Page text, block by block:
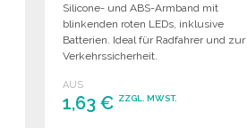
Silicone- und ABS-Armband mit
blinkenden roten LEDs, inklusive
Batterien. Ideal für Radfahrer und zur
Verkehrssicherheit.
AUS
1,63 € ZZGL. MWST.